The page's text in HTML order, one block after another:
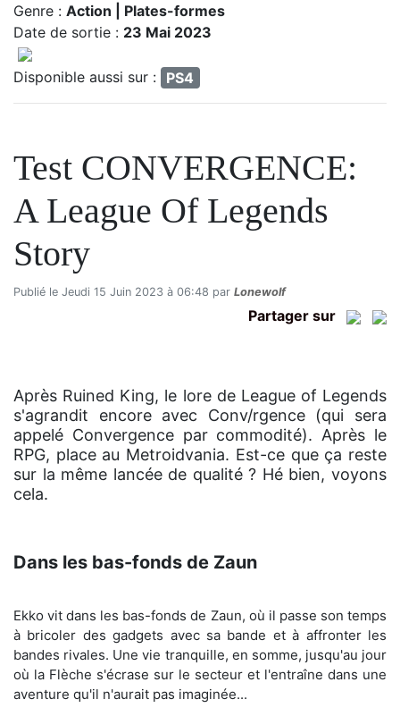
Genre : Action | Plates-formes
Date de sortie : 23 Mai 2023
Disponible aussi sur : PS4
Test CONVERGENCE:
A League Of Legends
Story
Publié le Jeudi 15 Juin 2023 à 06:48 par Lonewolf
Partager sur
Après Ruined King, le lore de League of Legends
s'agrandit encore avec Conv/rgence (qui sera
appelé Convergence par commodité). Après le
RPG, place au Metroidvania. Est-ce que ça reste
sur la même lancée de qualité ? Hé bien, voyons
cela.
Dans les bas-fonds de Zaun
Ekko vit dans les bas-fonds de Zaun, où il passe son temps
à bricoler des gadgets avec sa bande et à affronter les
bandes rivales. Une vie tranquille, en somme, jusqu'au jour
où la Flèche s'écrase sur le secteur et l'entraîne dans une
aventure qu'il n'aurait pas imaginée...